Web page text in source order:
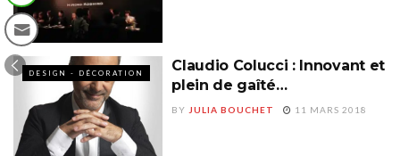
DESIGN - DÉCORATION
Claudio Colucci : Innovant et
plein de gaîté…
BY JULIA BOUCHET 11 MARS 2018